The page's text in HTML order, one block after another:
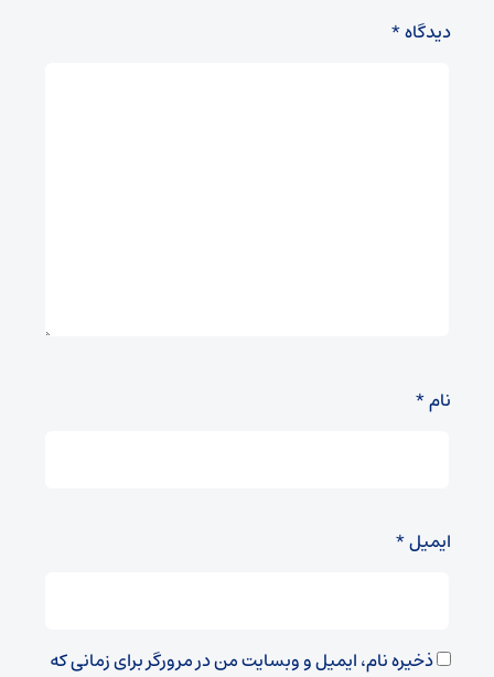
دیدگاه*
نام*
ایمیل*
ذخیره نام، ایمیل و وبسایت من در مرورگر برای زمانی که